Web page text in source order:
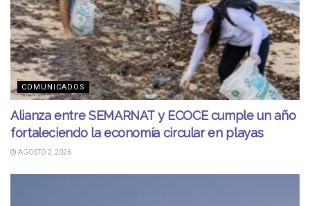
COMUNICADOS
Alianza entre SEMARNAT y ECOCE cumple un año
fortaleciendo la economía circular en playas
AGOSTO 2, 2026